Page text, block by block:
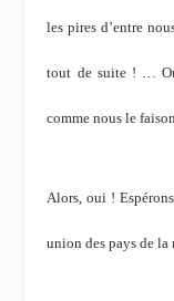
les pires d’entre
tout de suite ! …
comme nous le
Alors, oui !
union des pays de la